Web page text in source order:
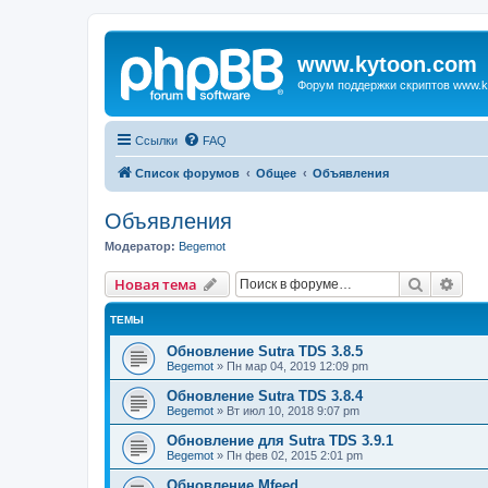
www.kytoon.com
Форум поддержки скриптов
Ссылки FAQ
Список форумов Общее Объявления
Объявления
Модератор: Begemot
Новая тема Поиск
ТЕМЫ
Обновление Sutra TDS 3.8.5
Begemot » Пн мар 04, 2019 12:09 pm
Обновление Sutra TDS 3.8.4
Begemot » Вт июл 10, 2018 9:07 pm
Обновление для Sutra TDS 3.9.1
Begemot » Пн фев 02, 2015 2:01 pm